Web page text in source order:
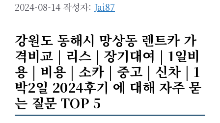
2024-08-14 작성자: Jai87
강원도 동해시 망상동 렌트카 가
격비교 | 리스 | 장기대여 | 1일비
용 | 비용 | 소카 | 중고 | 신차 | 1
박2일 2024후기 에 대해 자주 묻
는 질문 TOP 5